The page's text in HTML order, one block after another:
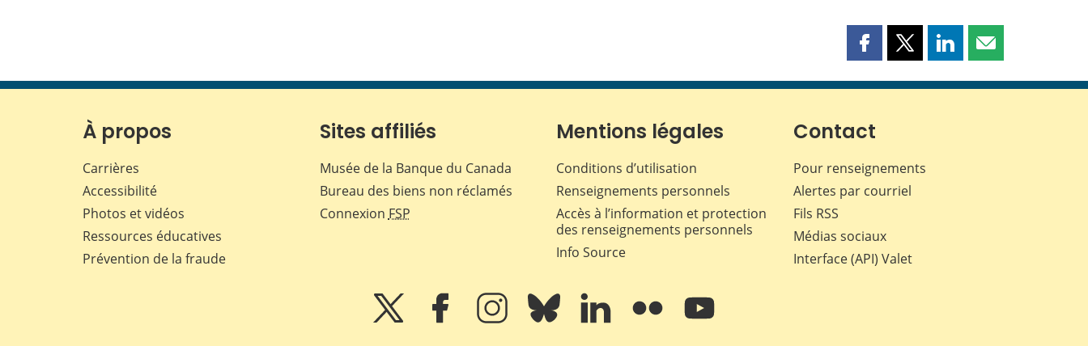
Partager
page
Facebook
Partager
page
Partager
page
Partager
page
À propos
Carrières
Accessibilité
Photos et vidéos
Ressources éducatives
Prévention de la fraude
Sites affiliés
Musée de la Banque du Canada
Bureau des biens non réclamés
ConnexionFSP
Mentions légales
Conditions d’utilisation
Renseignements personnels
Accès à l’information et protection
des renseignements personnels
Info Source
Contact
Pour renseignements
Alertes par courriel
Fils RSS
Médias sociaux
Interface (API) Valet